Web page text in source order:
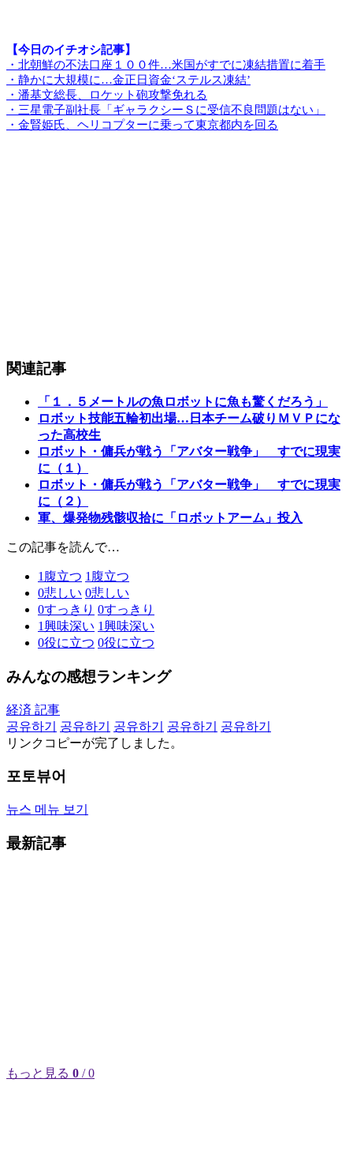
【今日のイチオシ記事】
・北朝鮮の不法口座１００件…米国がすでに凍結措置に着手
・静かに大規模に…金正日資金‘ステルス凍結’
・潘基文総長、ロケット砲攻撃免れる
・三星電子副社長「ギャラクシーＳに受信不良問題はない」
・金賢姫氏、ヘリコプターに乗って東京都内を回る
関連記事
「１．５メートルの魚ロボットに魚も驚くだろう」
ロボット技能五輪初出場…日本チーム破りＭＶＰにな
った高校生
ロボット・傭兵が戦う「アバター戦争」 すでに現実
に（１）
ロボット・傭兵が戦う「アバター戦争」 すでに現実
に（２）
軍、爆発物残骸収拾に「ロボットアーム」投入
この記事を読んで…
1 腹立つ 1 腹立つ
0悲しい 0悲しい
0すっきり 0すっきり
1興味深い 1興味深い
0役に立つ 0役に立つ
みんなの感想ランキング
経済 記事
공유하기
공유하기 공유하기 공유하기
공유하기
リンクコピーが完了しました。
포토뷰어
뉴스 메뉴 보기
最新記事
もっと見る 0 / 0